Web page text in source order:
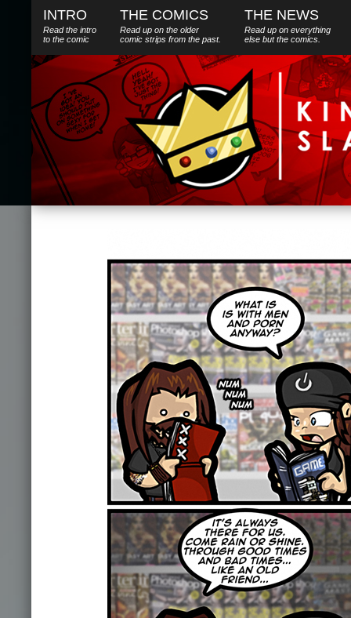
INTRO
Read the intro
to the comic
THE COMICS
Read up on the older
comic strips from the past.
THE NEWS
Read up on everything
else butthe comics.